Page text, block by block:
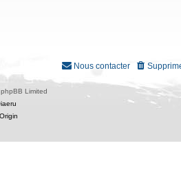
Nous contacter
Limited
Origin